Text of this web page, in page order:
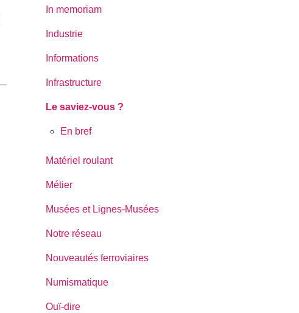
In memoriam
Industrie
Informations
Infrastructure
Le saviez-vous ?
En bref
Matériel roulant
Métier
Musées et Lignes-Musées
Notre réseau
Nouveautés ferroviaires
Numismatique
Ouï-dire